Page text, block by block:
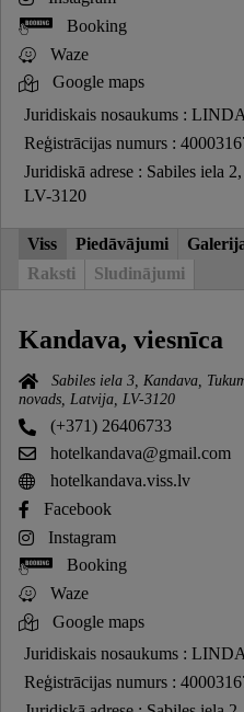
Booking
Waze
Google maps
Juridiskais nosaukums :
Reģistrācijas numurs :
Juridiskā adrese : Sabiles iela
LV-3120
Viss Piedāvājumi
Raksti
Sludinājumi
Kandava, viesnīca
Sabiles iela 3, Kandava,
novads, Latvija, LV-3120
(+371) 26406733
hotelkandava@gmail.com
hotelkandava.viss.lv
Facebook
Instagram
Booking
Waze
Google maps
Juridiskais nosaukums :
Reģistrācijas numurs :